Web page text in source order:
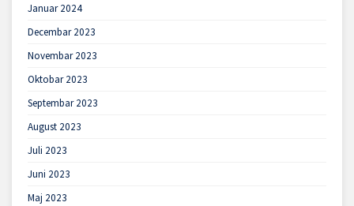
Januar 2024
Decembar 2023
Novembar 2023
Oktobar 2023
Septembar 2023
August 2023
Juli 2023
Juni 2023
Maj 2023